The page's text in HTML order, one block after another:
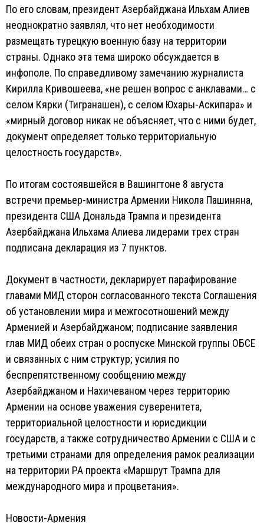
По его словам, президент Азербайджана Ильхам Алиев
неоднократно заявлял, что нет необходимости
размещать турецкую военную базу на территории
страны. Однако эта тема широко обсуждается в
инфополе. По справедливому замечанию журналиста
Кирилла Кривошеева, «не решен вопрос с анклавами… с
селом Кярки (Тигранашен), с селом Юхары-Аскипара» и
«мирный договор никак не объясняет, что с ними будет,
документ определяет только территориальную
целостность государств».
По итогам состоявшейся в Вашингтоне 8 августа
встречи премьер-министра Армении Никола Пашиняна,
президента США Дональда Трампа и президента
Азербайджана Ильхама Алиева лидерами трех стран
подписана декларация из 7 пунктов.
Документ в частности, декларирует парафирование
главами МИД сторон согласованного текста Соглашения
об установлении мира и межгосотношений между
Арменией и Азербайджаном; подписание заявления
глав МИД обеих стран о роспуске Минской группы ОБСЕ
и связанных с ним структур; усилия по
беспрепятственному сообщению между
Азербайджаном и Нахичеваном через территорию
Армении на основе уважения суверенитета,
территориальной целостности и юрисдикции
государств, а также сотрудничество Армении с США и с
третьими странами для определения рамок реализации
на территории РА проекта «Маршрут Трампа для
международного мира и процветания».
Новости-Армения